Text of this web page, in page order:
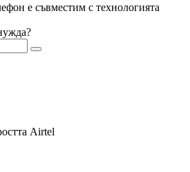
е съвместим с технологията
Airtel